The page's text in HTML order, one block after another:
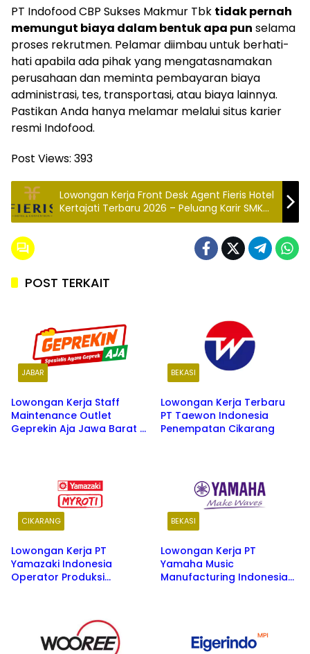
PT Indofood CBP Sukses Makmur Tbk tidak pernah
memungut biaya dalam bentuk apa pun selama
proses rekrutmen. Pelamar diimbau untuk berhati-
hati apabila ada pihak yang mengatasnamakan
perusahaan dan meminta pembayaran biaya
administrasi, tes, transportasi, atau biaya lainnya.
Pastikan Anda hanya melamar melalui situs karier
resmi Indofood.
Post Views: 393
Lowongan Kerja Front Desk Agent Fieris Hotel
Kertajati Terbaru 2026 – Peluang Karir SMK
Perhotelan
POST TERKAIT
JABAR
Lowongan Kerja Staff
Maintenance Outlet
Geprekin Aja Jawa Barat –
BEKASI
Lowongan Kerja Terbaru
PT Taewon Indonesia
Penempatan Cikarang
CIKARANG
Lowongan Kerja PT
Yamazaki Indonesia
Operator Produksi
BEKASI
Lowongan Kerja PT
Yamaha Music
Manufacturing Indonesia